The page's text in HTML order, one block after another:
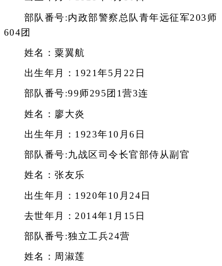
部队番号:内政部警察总队青年远征军203师
604团
姓名：粟翼航
出生年月：1921年5月22日
部队番号:99师295团1营3连
姓名：廖大炎
出生年月：1923年10月6日
部队番号:九战区司令长官部侍从副官
姓名：张友乐
出生年月：1920年10月24日
去世年月：2014年1月15日
部队番号:独立工兵24营
姓名：周淑莲